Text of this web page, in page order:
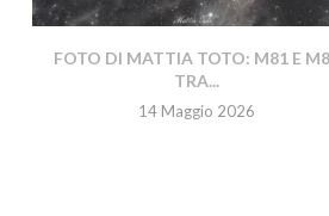
FOTO DI MATTIA TOTO: M81 E
TRA...
14 Maggio 2026